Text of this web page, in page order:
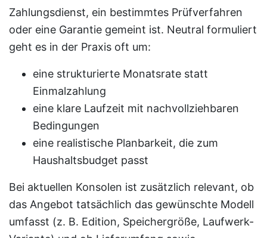
Zahlungsdienst, ein bestimmtes Prüfverfahren
oder eine Garantie gemeint ist. Neutral formuliert
geht es in der Praxis oft um:
eine strukturierte Monatsrate statt
Einmalzahlung
eine klare Laufzeit mit nachvollziehbaren
Bedingungen
eine realistische Planbarkeit, die zum
Haushaltsbudget passt
Bei aktuellen Konsolen ist zusätzlich relevant, ob
das Angebot tatsächlich das gewünschte Modell
umfasst (z. B. Edition, Speichergröße, Laufwerk-